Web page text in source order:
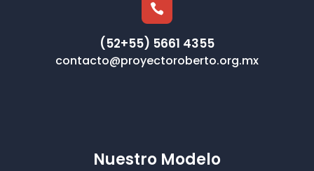

(52+55) 5661 4355
contacto@proyectoroberto.org.mx
Nuestro Modelo